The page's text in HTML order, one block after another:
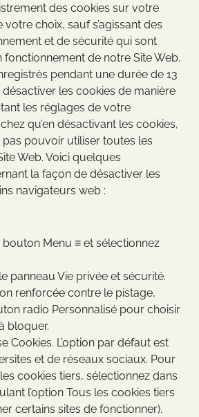
des cookies sur votre
choix, sauf s’agissant des
et de sécurité qui sont
fonctionnement de notre Site Web.
pendant une durée de 13
les cookies de manière
les réglages de votre
qu’en désactivant les cookies,
pouvoir utiliser toutes les
Web. Voici quelques
la façon de désactiver les
navigateurs web :
Menu ≡ et sélectionnez
panneau Vie privée et sécurité.
renforcée contre le pistage,
radio Personnalisé pour choisir
bloquer.
Cookies. L’option par défaut est
et de réseaux sociaux. Pour
cookies tiers, sélectionnez dans
l’option Tous les cookies tiers
certains sites de fonctionner).